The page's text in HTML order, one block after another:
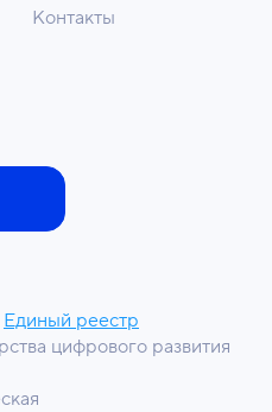
Контакты
Единый реестр
цифрового развития